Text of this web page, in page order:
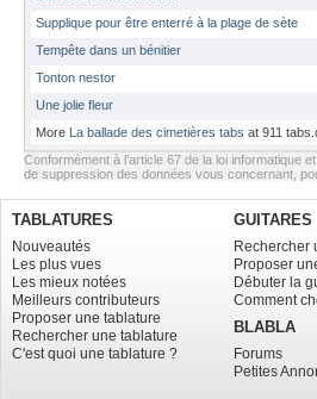
Supplique pour être enterré à la plage de sète
Tempête dans un bénitier
Tonton nestor
Une jolie fleur
More La ballade des cimetières tabs at 911
Conformément à l’article 67 de la loi informatique
de suppression des données vous concernant,
TABLATURES
Nouveautés
Les plus vues
Les mieux notées
Meilleurs contributeurs
Proposer une tablature
Rechercher une tablature
C'est quoi une tablature ?
GUITARES
Rechercher
Proposer
Débuter la
Comment
BLABLA
Forums
Petites